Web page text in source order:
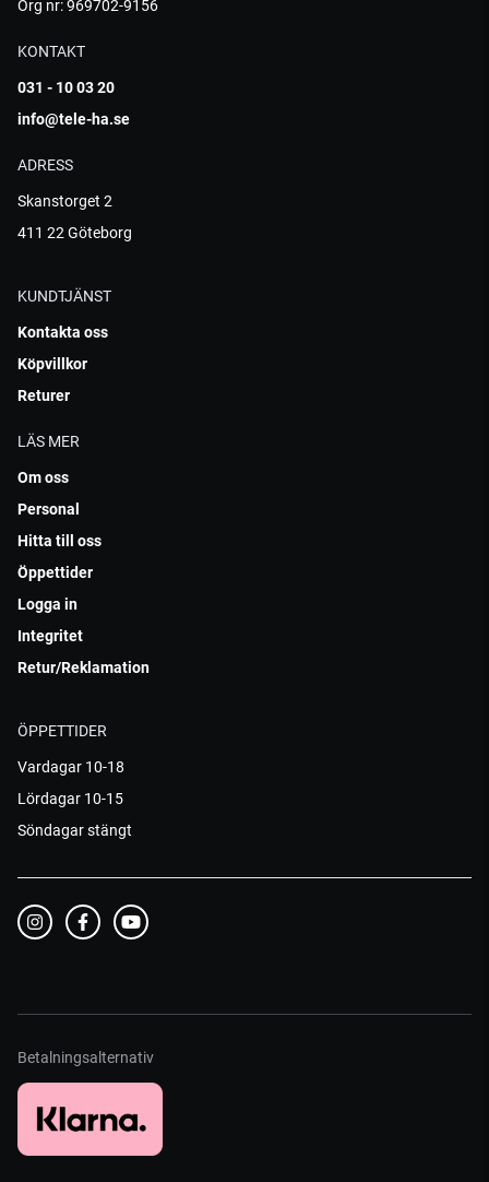
Org nr: 969702-9156
KONTAKT
031 - 10 03 20
info@tele-ha.se
ADRESS
Skanstorget 2
411 22 Göteborg
KUNDTJÄNST
Kontakta oss
Köpvillkor
Returer
LÄS MER
Om oss
Personal
Hitta till oss
Öppettider
Logga in
Integritet
Retur/Reklamation
ÖPPETTIDER
Vardagar 10-18
Lördagar 10-15
Söndagar stängt
Betalningsalternativ